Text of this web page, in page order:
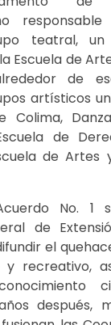
teatral, un
Escuela de
de
artísticos
Colima,
de
de Artes
No. 1
de
el
y recreativo,
después,